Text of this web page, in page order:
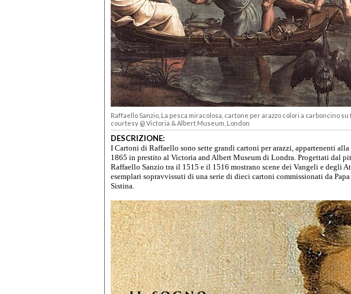
Raffaello Sanzio, La pesca miracolosa, cartone per arazzo colori a carboncino su
courtesy @ Victoria & Albert Museum, London
DESCRIZIONE:
I Cartoni di Raffaello sono sette grandi cartoni per arazzi, appartenenti
1865 in prestito al Victoria and Albert Museum di Londra. Progettati dal
Raffaello Sanzio tra il 1515 e il 1516 mostrano scene dei Vangeli e degli
esemplari sopravvissuti di una serie di dieci cartoni commissionati da
Sistina.